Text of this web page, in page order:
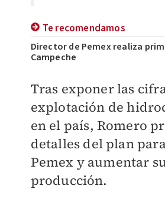
Te recomendamos
Director de Pemex realiza
Campeche
Tras exponer las
explotación de
en el país, Romero
detalles del plan
Pemex y aumentar
producción.